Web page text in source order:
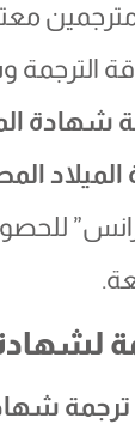
الترجمة
شهادة
لشهادة